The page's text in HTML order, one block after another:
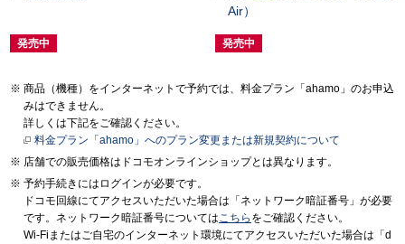
発売中
Air）
発売中
商品（機種）をインターネットで予約では、料金プラン「ahamo」のお申込
みはできません。
詳しくは下記をご確認ください。
料金プラン「ahamo」へのプラン変更または新規契約について
店舗での販売価格はドコモオンラインショップとは異なります。
予約手続きにはログインが必要です。
ドコモ回線にてアクセスいただいた場合は「ネットワーク暗証番号」が必要
です。ネットワーク暗証番号については こちら をご確認ください。
Wi-Fiまたはご自宅のインターネット環境にてアクセスいただいた場合は「d